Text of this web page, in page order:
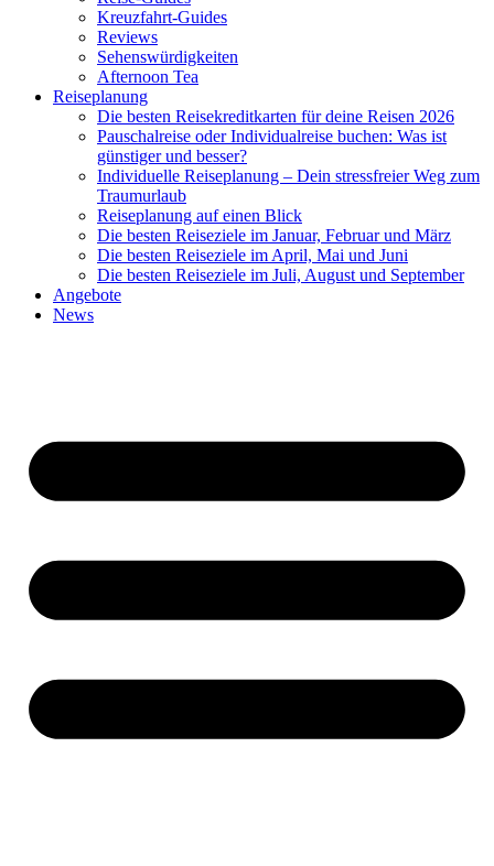
Kreuzfahrt-Guides
Reviews
Sehenswürdigkeiten
Afternoon Tea
Reiseplanung
Die besten Reisekreditkarten für deine Reisen 2026
Pauschalreise oder Individualreise buchen: Was ist
günstiger und besser?
Individuelle Reiseplanung – Dein stressfreier Weg zum
Traumurlaub
Reiseplanung auf einen Blick
Die besten Reiseziele im Januar, Februar und März
Die besten Reiseziele im April, Mai und Juni
Die besten Reiseziele im Juli, August und September
Angebote
News